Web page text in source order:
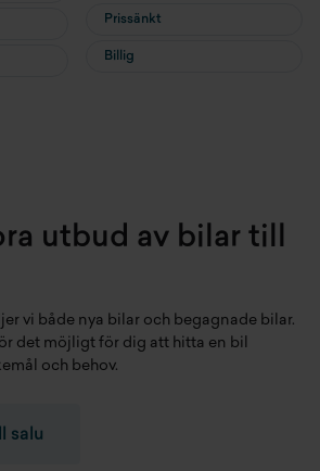
Prissänkt
Billig
utbud av bilar till
vi både nya bilar och begagnade bilar.
det möjligt för dig att hitta en bil
och behov.
salu